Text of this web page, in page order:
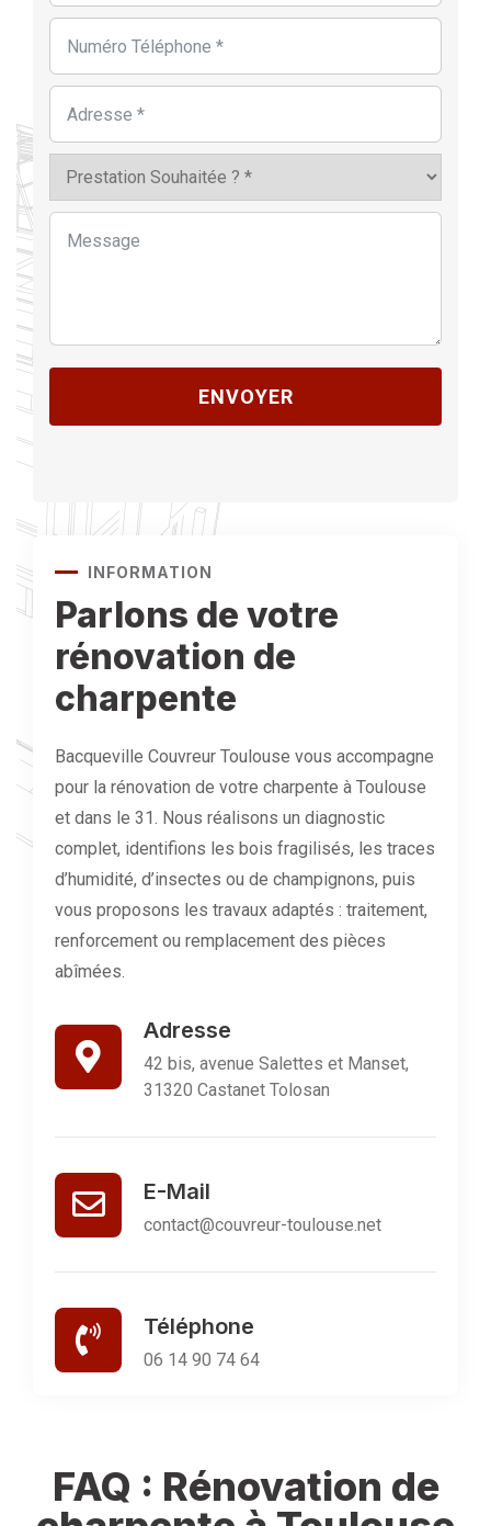
INFORMATION
Parlons de votre
rénovation de
charpente
Bacqueville Couvreur Toulouse vous accompagne
pour la rénovation de votre charpente à Toulouse
et dans le 31. Nous réalisons un diagnostic
complet, identifions les bois fragilisés, les traces
d’humidité, d’insectes ou de champignons, puis
vous proposons les travaux adaptés : traitement,
renforcement ou remplacement des pièces
abîmées.
Adresse
42 bis, avenue Salettes et Manset,
31320 Castanet Tolosan
E-Mail
contact@couvreur-toulouse.net
Téléphone
06 14 90 74 64
FAQ : Rénovation de